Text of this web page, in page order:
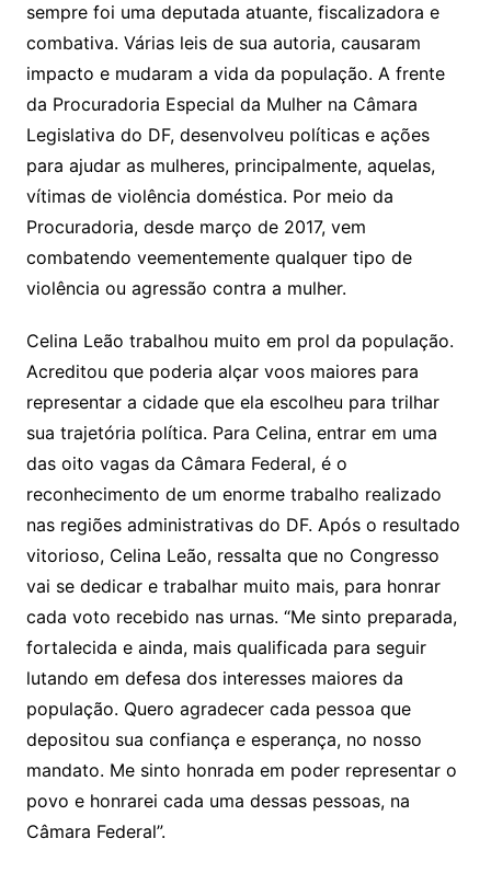
sempre foi uma deputada atuante, fiscalizadora e
combativa. Várias leis de sua autoria, causaram
impacto e mudaram a vida da população. A frente
da Procuradoria Especial da Mulher na Câmara
Legislativa do DF, desenvolveu políticas e ações
para ajudar as mulheres, principalmente, aquelas,
vítimas de violência doméstica. Por meio da
Procuradoria, desde março de 2017, vem
combatendo veementemente qualquer tipo de
violência ou agressão contra a mulher.
Celina Leão trabalhou muito em prol da população.
Acreditou que poderia alçar voos maiores para
representar a cidade que ela escolheu para trilhar
sua trajetória política. Para Celina, entrar em uma
das oito vagas da Câmara Federal, é o
reconhecimento de um enorme trabalho realizado
nas regiões administrativas do DF. Após o resultado
vitorioso, Celina Leão, ressalta que no Congresso
vai se dedicar e trabalhar muito mais, para honrar
cada voto recebido nas urnas. “Me sinto preparada,
fortalecida e ainda, mais qualificada para seguir
lutando em defesa dos interesses maiores da
população. Quero agradecer cada pessoa que
depositou sua confiança e esperança, no nosso
mandato. Me sinto honrada em poder representar o
povo e honrarei cada uma dessas pessoas, na
Câmara Federal”.